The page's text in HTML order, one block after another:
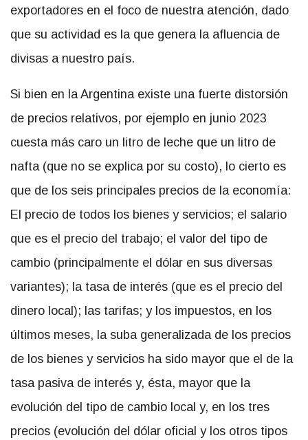
exportadores en el foco de nuestra atención, dado
que su actividad es la que genera la afluencia de
divisas a nuestro país.
Si bien en la Argentina existe una fuerte distorsión
de precios relativos, por ejemplo en junio 2023
cuesta más caro un litro de leche que un litro de
nafta (que no se explica por su costo), lo cierto es
que de los seis principales precios de la economía:
El precio de todos los bienes y servicios; el salario
que es el precio del trabajo; el valor del tipo de
cambio (principalmente el dólar en sus diversas
variantes); la tasa de interés (que es el precio del
dinero local); las tarifas; y los impuestos, en los
últimos meses, la suba generalizada de los precios
de los bienes y servicios ha sido mayor que el de la
tasa pasiva de interés y, ésta, mayor que la
evolución del tipo de cambio local y, en los tres
precios (evolución del dólar oficial y los otros tipos